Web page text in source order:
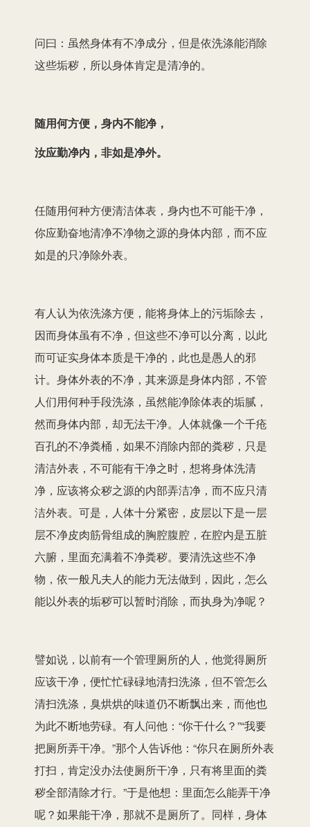
问曰：虽然身体有不净成分，但是依洗涤能消除
这些垢秽，所以身体肯定是清净的。
随用何方便，身内不能净，
汝应勤净内，非如是净外。
任随用何种方便清洁体表，身内也不可能干净，
你应勤奋地清净不净物之源的身体内部，而不应
如是的只净除外表。
有人认为依洗涤方便，能将身体上的污垢除去，
因而身体虽有不净，但这些不净可以分离，以此
而可证实身体本质是干净的，此也是愚人的邪
计。身体外表的不净，其来源是身体内部，不管
人们用何种手段洗涤，虽然能净除体表的垢腻，
然而身体内部，却无法干净。人体就像一个千疮
百孔的不净粪桶，如果不消除内部的粪秽，只是
清洁外表，不可能有干净之时，想将身体洗清
净，应该将众秽之源的内部弄洁净，而不应只清
洁外表。可是，人体十分紧密，皮层以下是一层
层不净皮肉筋骨组成的胸腔腹腔，在腔内是五脏
六腑，里面充满着不净粪秽。要清洗这些不净
物，依一般凡夫人的能力无法做到，因此，怎么
能以外表的垢秽可以暂时消除，而执身为净呢？
譬如说，以前有一个管理厕所的人，他觉得厕所
应该干净，便忙忙碌碌地清扫洗涤，但不管怎么
清扫洗涤，臭烘烘的味道仍不断飘出来，而他也
为此不断地劳碌。有人问他：“你干什么？”“我要
把厕所弄干净。”那个人告诉他：“你只在厕所外表
打扫，肯定没办法使厕所干净，只有将里面的粪
秽全部清除才行。”于是他想：里面怎么能弄干净
呢？如果能干净，那就不是厕所了。同样，身体